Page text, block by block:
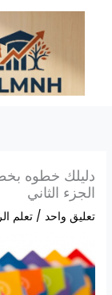
تخطي
دليلك خطوه
الجزء الثاني
تعليق واحد /تعلم